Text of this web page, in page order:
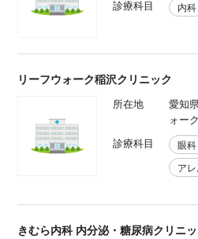
診療科目
内科
リーフウォーク稲沢クリニック
所在地
愛知
ォー
診療科目
眼科
ア
きむら内科 内分泌・糖尿病クリニ